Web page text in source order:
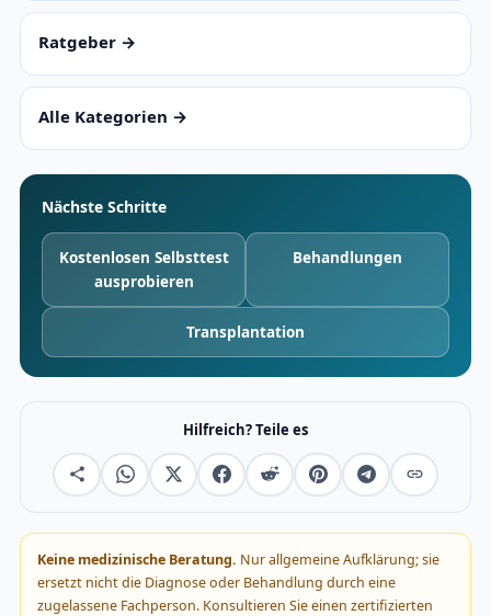
Ratgeber →
Alle Kategorien →
Nächste Schritte
Kostenlosen Selbsttest
ausprobieren
Behandlungen
Transplantation
Hilfreich? Teile es
Keine medizinische Beratung. Nur allgemeine Aufklärung; sie
ersetzt nicht die Diagnose oder Behandlung durch eine
zugelassene Fachperson. Konsultieren Sie einen zertifizierten